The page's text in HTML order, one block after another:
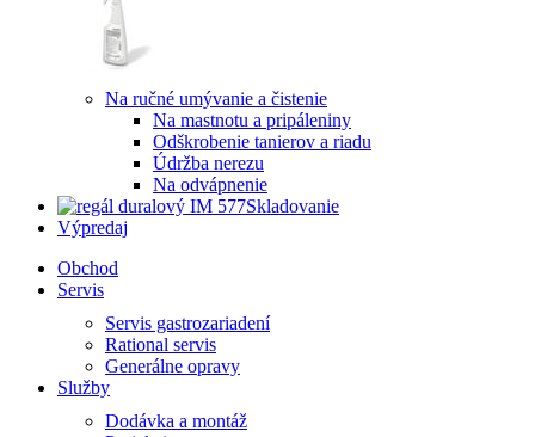
Na ručné umývanie a čistenie
Na mastnotu a pripáleniny
Odškrobenie tanierov a riadu
Údržba nerezu
Na odvápnenie
Skladovanie
Výpredaj
Obchod
Servis
Servis gastrozariadení
Rational servis
Generálne opravy
Služby
Dodávka a montáž